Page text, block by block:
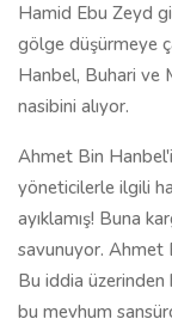
Hamid Ebu Zeyd
gölge düşürmeye
Hanbel, Buhari ve
nasibini alıyor.
Ahmet Bin
yöneticilerle ilgili
ayıklamış! Buna
savunuyor. Ahmet
Bu iddia üzerinden
bu mevhum